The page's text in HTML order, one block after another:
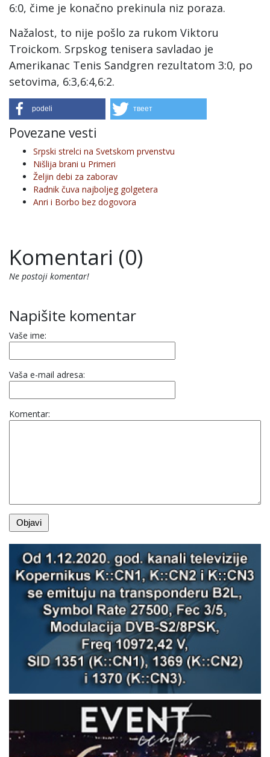
6:0, čime je konačno prekinula niz poraza.
Nažalost, to nije pošlo za rukom Viktoru
Troickom. Srpskog tenisera savladao je
Amerikanac Tenis Sandgren rezultatom 3:0, po
setovima, 6:3,6:4,6:2.
podeli твеет
Povezane vesti
Srpski strelci na Svetskom prvenstvu
Nišlija brani u Primeri
Željin debi za zaborav
Radnik čuva najboljeg golgetera
Anri i Borbo bez dogovora
Komentari (0)
Ne postoji komentar!
Napišite komentar
Vaše ime:
Vaša e-mail adresa:
Komentar: